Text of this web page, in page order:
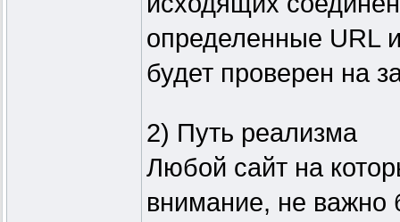
определенные URL
будет проверен на
2) Путь реализма
Любой сайт на
внимание, не важно